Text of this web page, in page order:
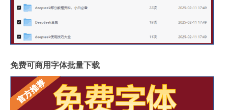
免费可商用字体批量下载